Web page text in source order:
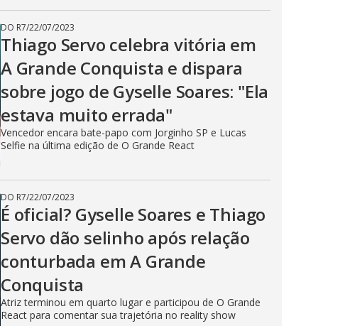
DO R7/22/07/2023
Thiago Servo celebra vitória em
A Grande Conquista e dispara
sobre jogo de Gyselle Soares: "Ela
estava muito errada"
Vencedor encara bate-papo com Jorginho SP e Lucas
Selfie na última edição de O Grande React
DO R7/22/07/2023
É oficial? Gyselle Soares e Thiago
Servo dão selinho após relação
conturbada em A Grande
Conquista
Atriz terminou em quarto lugar e participou de O Grande
React para comentar sua trajetória no reality show